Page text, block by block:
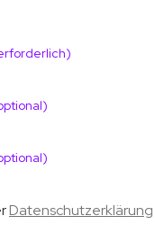
Datenschutzerklärung